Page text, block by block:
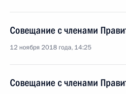
Совещание с членами
12 ноября 2018 года, 14:25
Совещание с членами